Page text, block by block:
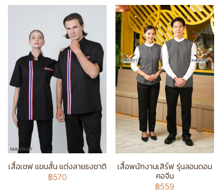
เสื้อเชฟ แขนสั้น แต่งลายธงชาติ
฿570
เสื้อพนักงานเสิร์ฟ รุ่นลอนดอน
คอจีน
฿559